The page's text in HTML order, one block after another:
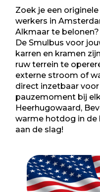
Zoek je een
werkers in
Alkmaar te
De Smulbus voor
karren en kramen
ruw terrein te
externe stroom of
direct inzetbaar
pauzemoment bij
Heerhugowaard,
warme hotdog in de
aan de slag!